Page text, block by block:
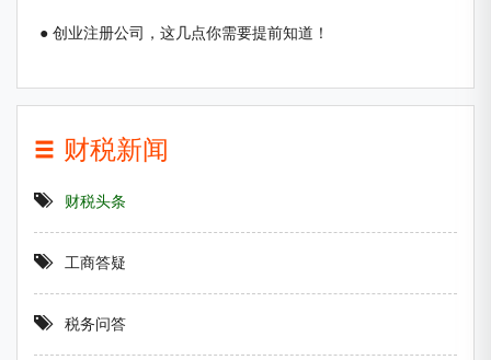
● 创业注册公司，这几点你需要提前知道！
财税新闻
财税头条
工商答疑
税务问答